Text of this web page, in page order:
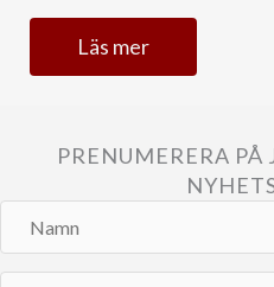
Läs mer
PRENUMERERA PÅ
Namn